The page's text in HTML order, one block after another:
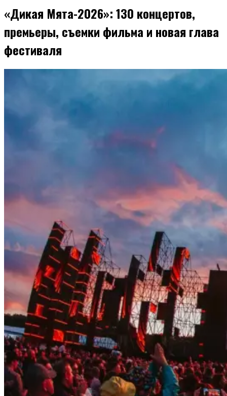
«Дикая Мята-2026»: 130 концертов,
премьеры, съемки фильма и новая глава
фестиваля